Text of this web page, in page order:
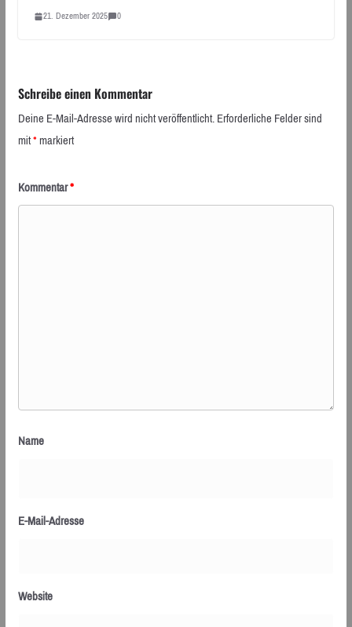
21. Dezember 2025 0
Schreibe einen Kommentar
Deine E-Mail-Adresse wird nicht veröffentlicht.Erforderliche Felder sind
mit*markiert
Kommentar*
Name
E-Mail-Adresse
Website